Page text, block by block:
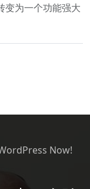
变为一个功能强大
Now!